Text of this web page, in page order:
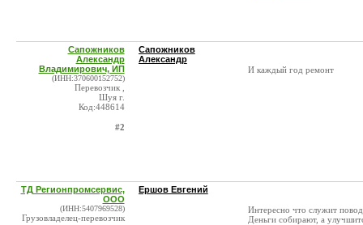
Сапожников
Александр
Владимирович, ИП
(ИНН:370600152752)
Перевозчик ,
Шуя г.
Код:448614
#2
Сапожников
Александр
И каждый год ремонт
ТД Регионпромсервис,
ООО
(ИНН:5407969528)
Грузовладелец-перевозчик
Ершов Евгений
Интересно что служит
Деньги собирают, а